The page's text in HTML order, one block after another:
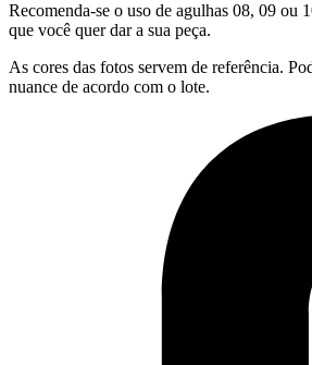
Recomenda-se o uso de agulhas 08, 09 ou
que você quer dar a sua peça.
As cores das fotos servem de referência.
nuance de acordo com o lote.